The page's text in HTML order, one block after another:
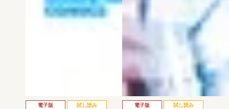
電子版 試し読み 電子版 試し読み